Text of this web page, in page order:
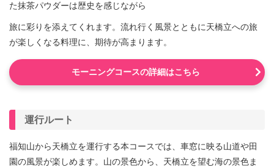
た抹茶パウダーは歴史を感じながら
旅に彩りを添えてくれます。流れ行く風景とともに天橋立への旅
が楽しくなる料理に、期待が高まります。
モーニングコースの詳細はこちら
運行ルート
福知山から天橋立を運行する本コースでは、車窓に映る山道や田
園の風景が楽しめます。山の景色から、天橋立を望む海の景色ま